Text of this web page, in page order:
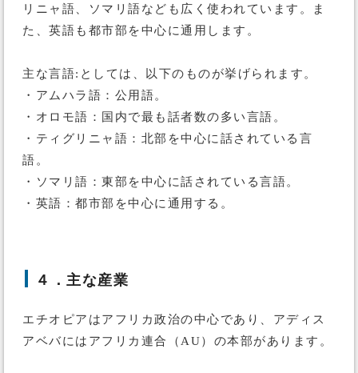
リニャ語、ソマリ語なども広く使われています。ま
た、英語も都市部を中心に通用します。
主な言語:としては、以下のものが挙げられます。
・アムハラ語：公用語。
・オロモ語：国内で最も話者数の多い言語。
・ティグリニャ語：北部を中心に話されている言
語。
・ソマリ語：東部を中心に話されている言語。
・英語：都市部を中心に通用する。
４．主な産業
エチオピアはアフリカ政治の中心であり、アディス
アベバにはアフリカ連合（AU）の本部があります。